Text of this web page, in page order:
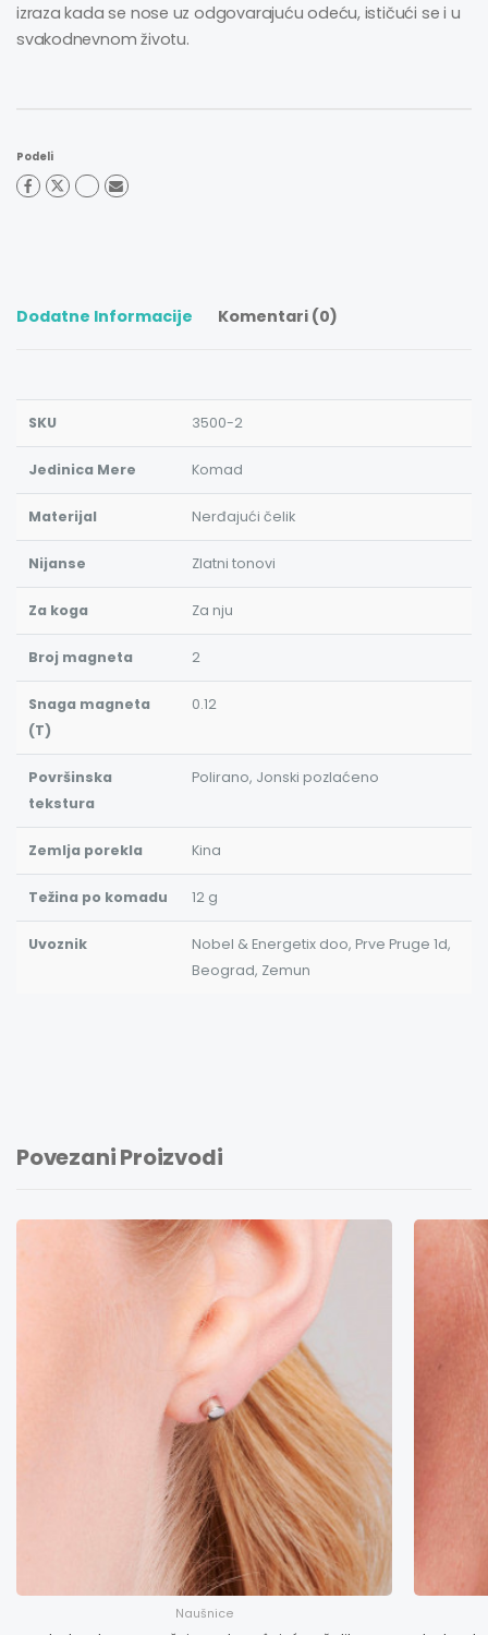
izraza kada se nose uz odgovarajuću odeću, ističući se i u
svakodnevnom životu.
Podeli
Dodatne Informacije Komentari (0)
SKU 3500-2
Jedinica Mere Komad
Materijal Nerđajući čelik
Nijanse Zlatni tonovi
Za koga Za nju
Broj magneta 2
Snaga magneta
(T)
0.12
Površinska
tekstura
Polirano, Jonski pozlaćeno
Zemlja porekla Kina
Težina po komadu 12 g
Uvoznik
Nobel & Energetix doo, Prve Pruge 1d,
Beograd, Zemun
Povezani Proizvodi
Naušnice